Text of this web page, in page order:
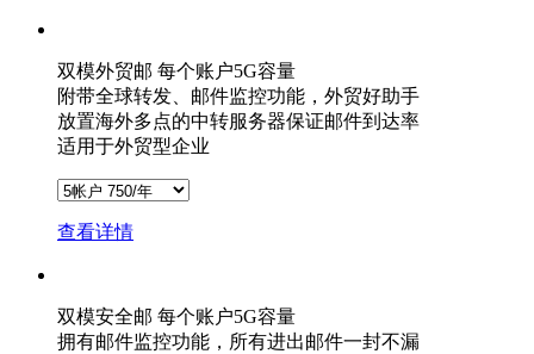
双模外贸邮 每个账户5G容量
附带全球转发、邮件监控功能，外贸好助手
放置海外多点的中转服务器保证邮件到达率
适用于外贸型企业
查看详情
双模安全邮 每个账户5G容量
拥有邮件监控功能，所有进出邮件一封不漏